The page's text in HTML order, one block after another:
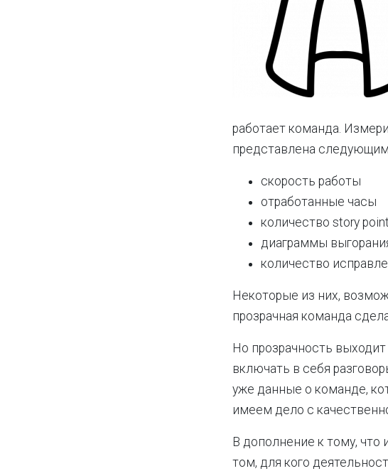
работает команда.
представлена
скорость работы
отработанные часы
количество story
диаграммы
количество
Некоторые из них,
прозрачная команда
Но прозрачность
включать в себя
уже данные о команде,
имеем дело с
В дополнение к тому, что
том, для кого